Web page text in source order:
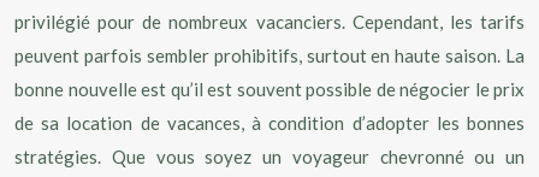
privilégié pour de nombreux vacanciers. Cependant, les tarifs
peuvent parfois sembler prohibitifs, surtout en haute saison. La
bonne nouvelle est qu’il est souvent possible de négocier le prix
de sa location de vacances, à condition d’adopter les bonnes
stratégies. Que vous soyez un voyageur chevronné ou un